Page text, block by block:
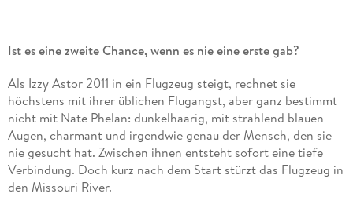
Ist es eine zweite Chance, wenn es nie eine erste gab?
Als Izzy Astor 2011 in ein Flugzeug steigt, rechnet sie
höchstens mit ihrer üblichen Flugangst, aber ganz bestimmt
nicht mit Nate Phelan: dunkelhaarig, mit strahlend blauen
Augen, charmant und irgendwie genau der Mensch, den sie
nie gesucht hat. Zwischen ihnen entsteht sofort eine tiefe
Verbindung. Doch kurz nach dem Start stürzt das Flugzeug in
den Missouri River.